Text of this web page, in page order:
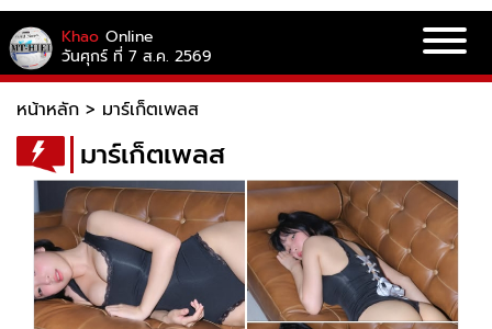
Khao Online
วันศุกร์ ที่ 7 ส.ค. 2569
หน้าหลัก > มาร์เก็ตเพลส
มาร์เก็ตเพลส